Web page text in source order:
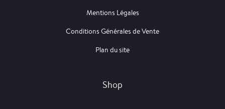
Mentions Légales
Conditions Générales de Vente
Plan du site
Shop